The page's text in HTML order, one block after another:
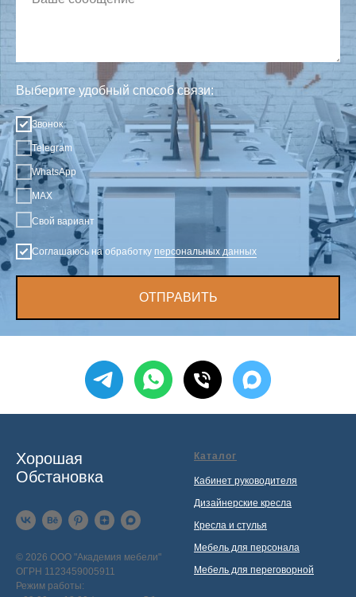
Выберите удобный способ связи:
Звонок
Telegram
WhatsApp
MAX
Свой вариант
Соглашаюсь на обработку персональных данных
ОТПРАВИТЬ
Хорошая
Обстановка
© 2026 ООО "Академия мебели"
ОГРН 1123459005911
Режим работы:
Каталог
Кабинет руководителя
Дизайнерские кресла
Кресла и стулья
Мебель для персонала
Мебель для переговорной